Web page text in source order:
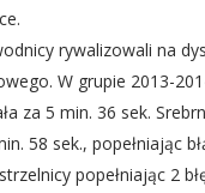
rywalizowali na
W grupie 2013-
za 5 min. 36 sek.
58 sek., popełniając
popełniając 2